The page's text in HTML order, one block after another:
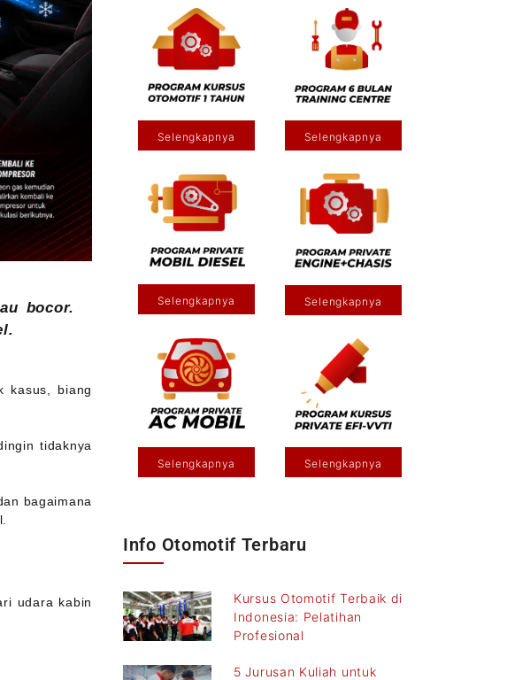
bocor.
kasus, biang
tidaknya
bagaimana
udara kabin
Selengkapnya Selengkapnya
Selengkapnya Selengkapnya
Selengkapnya Selengkapnya
Info Otomotif Terbaru
Kursus Otomotif Terbaik di
Indonesia: Pelatihan
Profesional
5 Jurusan Kuliah untuk